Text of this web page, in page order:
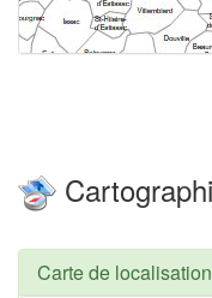
Carte de